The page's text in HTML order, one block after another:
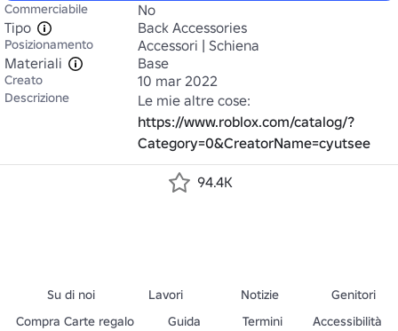
Commerciabile
No
Tipo
Back Accessories
Posizionamento
Accessori | Schiena
Materiali
Base
Creato 10 mar 2022
Descrizione
https://www.roblox.com/catalog/?
Category=0&CreatorName=cyutsee
94.4K
Su di noi Lavori Notizie
Genitori
Compra Carte regalo
Guida Termini Accessibilità